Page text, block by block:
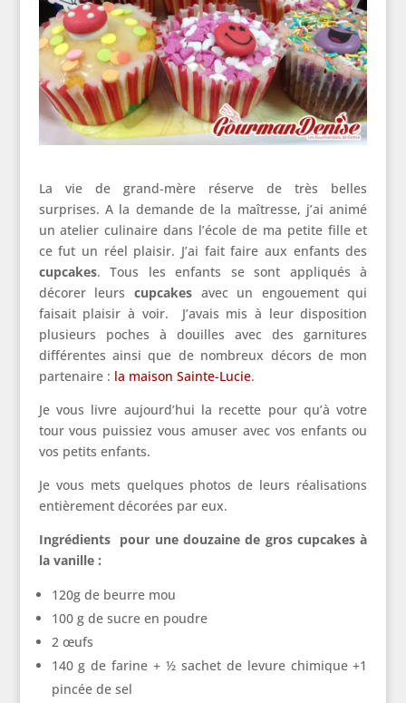
La vie de grand-mère réserve de très belles
surprises. A la demande de la maîtresse, j’ai animé
un atelier culinaire dans l’école de ma petite fille et
ce fut un réel plaisir. J’ai fait faire aux enfants des
cupcakes. Tous les enfants se sont appliqués à
décorer leurs cupcakesavec un engouement qui
faisait plaisir à voir. J’avais mis à leur disposition
plusieurs poches à douilles avec des garnitures
différentes ainsi que de nombreux décors de mon
partenaire : la maison Sainte-Lucie.
Je vous livre aujourd’hui la recette pour qu’à votre
tour vous puissiez vous amuser avec vos enfants ou
vos petits enfants.
Je vous mets quelques photos de leurs réalisations
entièrement décorées par eux.
Ingrédients pour une douzaine de gros cupcakes à
la vanille :
120g de beurre mou
100 g de sucre en poudre
2 œufs
140 g de farine + ½ sachet de levure chimique +1
pincée de sel